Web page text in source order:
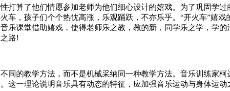
打算了他们情愿参加老师为他们细心设计的嬉戏。为了巩固学
车，孩子们个个热忱高涨，乐观踊跃，不亦乐乎。“开火车”嬉
乐课堂借助嬉戏，使得老师乐之教，教的新，同学乐之学，学
路!
同的教学方法，而不是机械采纳同一种教学方法。音乐训练家
这一理论说明音乐具有动态的特征，应加强音乐运动与身体运